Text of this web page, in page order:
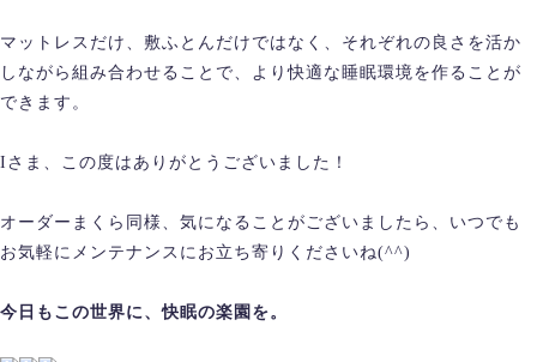
マットレスだけ、敷ふとんだけではなく、それぞれの良さを活か
しながら組み合わせることで、より快適な睡眠環境を作ることが
できます。
Iさま、この度はありがとうございました！
オーダーまくら同様、気になることがございましたら、いつでも
お気軽にメンテナンスにお立ち寄りくださいね(^^)
今日もこの世界に、快眠の楽園を。